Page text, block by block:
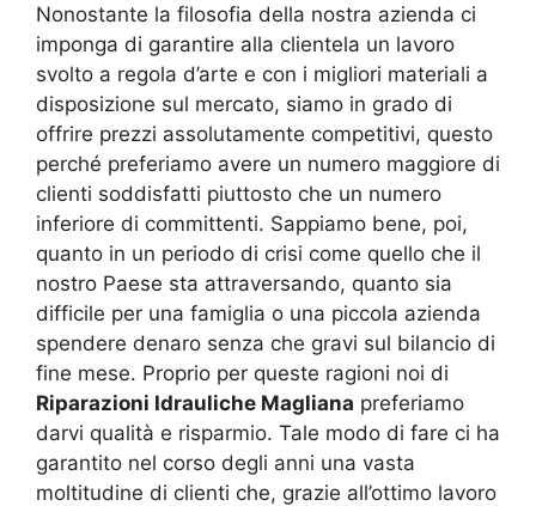
Nonostante la filosofia della nostra azienda ci
imponga di garantire alla clientela un lavoro
svolto a regola d’arte e con i migliori materiali a
disposizione sul mercato, siamo in grado di
offrire prezzi assolutamente competitivi, questo
perché preferiamo avere un numero maggiore di
clienti soddisfatti piuttosto che un numero
inferiore di committenti. Sappiamo bene, poi,
quanto in un periodo di crisi come quello che il
nostro Paese sta attraversando, quanto sia
difficile per una famiglia o una piccola azienda
spendere denaro senza che gravi sul bilancio di
fine mese. Proprio per queste ragioni noi di
Riparazioni Idrauliche Magliana preferiamo
darvi qualità e risparmio. Tale modo di fare ci ha
garantito nel corso degli anni una vasta
moltitudine di clienti che, grazie all’ottimo lavoro